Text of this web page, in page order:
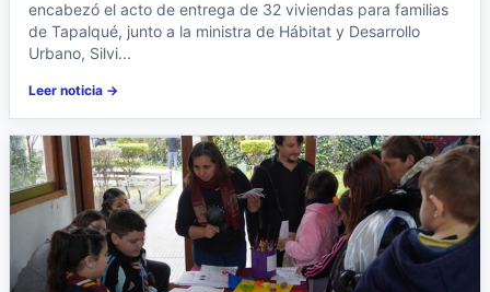
encabezó el acto de entrega de 32 viviendas para familias
de Tapalqué, junto a la ministra de Hábitat y Desarrollo
Urbano, Silvi...
Leer noticia →